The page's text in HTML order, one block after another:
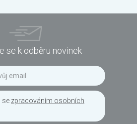
se k odběru novinek
se zpracováním osobních